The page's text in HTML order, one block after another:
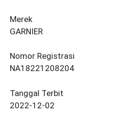
Merek
GARNIER
Nomor Registrasi
NA18221208204
Tanggal Terbit
2022-12-02